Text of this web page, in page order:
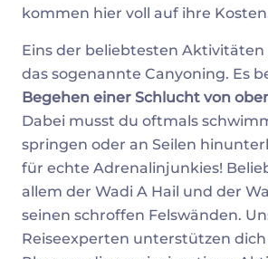
kommen hier voll auf ihre
Eins der beliebtesten Aktivitäten
das sogenannte Canyoning. Es
Begehen einer Schlucht von
Dabei musst du oftmals
springen oder an Seilen
für echte Adrenalinjunkies!
allem der Wadi A Hail und der
seinen schroffen Felswänden.
Reiseexperten unterstützen